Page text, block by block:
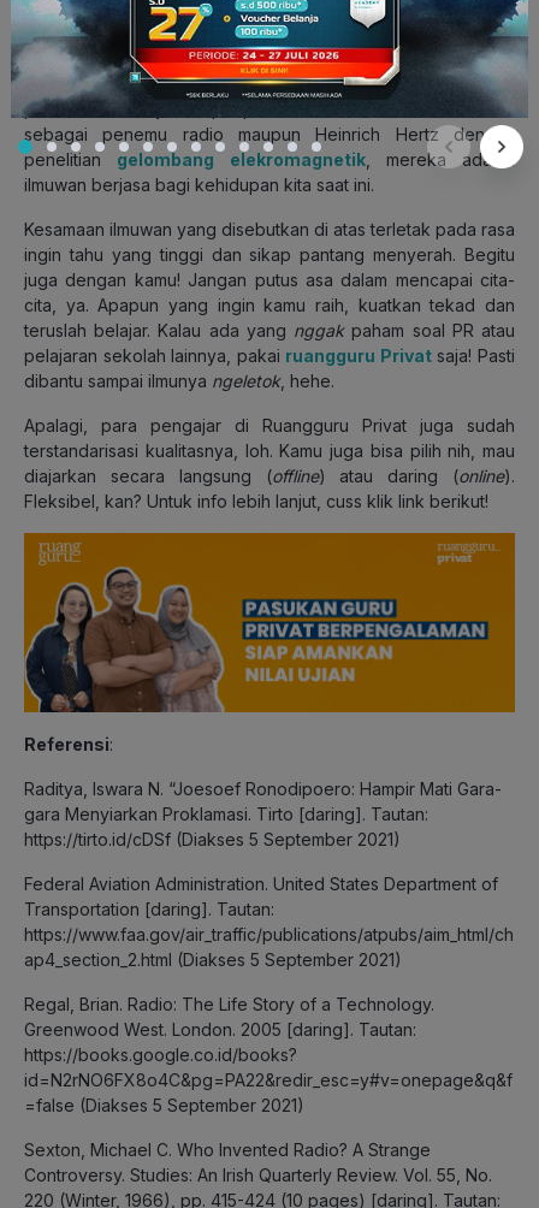
Bisa kita tahu, bahwa penemuan satu teknologi dapat
memengaruhi penemu lainnya, ya. Hasil eksperimen ilmuwan
dahulu, ketika dipelajari oleh ilmuwan lain, dapat mendorong
penemuan lainnya. Siapa penemu radio? Baik itu Marconi
sebagai penemu radio maupun Heinrich Hertz dengan
penelitian gelombang elekromagnetik, mereka adalah
ilmuwan berjasa bagi kehidupan kita saat ini.
Kesamaan ilmuwan yang disebutkan di atas terletak pada rasa
ingin tahu yang tinggi dan sikap pantang menyerah. Begitu
juga dengan kamu! Jangan putus asa dalam mencapai cita-
cita, ya. Apapun yang ingin kamu raih, kuatkan tekad dan
teruslah belajar. Kalau ada yang nggak paham soal PR atau
pelajaran sekolah lainnya, pakai ruangguru Privatsaja! Pasti
dibantu sampai ilmunya ngeletok, hehe.
Apalagi, para pengajar di Ruangguru Privat juga sudah
terstandarisasi kualitasnya, loh. Kamu juga bisa pilih nih, mau
diajarkan secara langsung (offline) atau daring (online).
Fleksibel, kan? Untuk info lebih lanjut, cuss klik link berikut!
Referensi:
Raditya, Iswara N. “Joesoef Ronodipoero: Hampir Mati Gara-
gara Menyiarkan Proklamasi. Tirto [daring]. Tautan:
https://tirto.id/cDSf (Diakses 5 September 2021)
Federal Aviation Administration. United States Department of
Transportation [daring]. Tautan: ​​
https://www.faa.gov/air_traffic/publications/atpubs/aim_html/ch
ap4_section_2.html (Diakses 5 September 2021)
Regal, Brian. Radio: The Life Story of a Technology.
Greenwood West. London. 2005 [daring]. Tautan:
https://books.google.co.id/books?
id=N2rNO6FX8o4C&pg=PA22&redir_esc=y#v=onepage&q&f
=false (Diakses 5 September 2021)
Sexton, Michael C. Who Invented Radio? A Strange
Controversy. Studies: An Irish Quarterly Review. Vol. 55, No.
220 (Winter, 1966), pp. 415-424 (10 pages) [daring]. Tautan: